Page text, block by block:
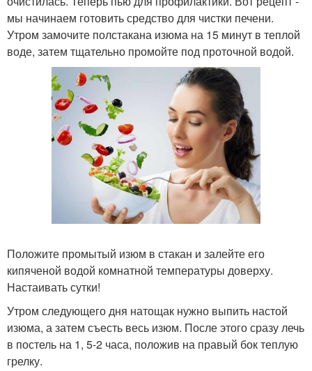
мы начинаем готовить средство для чистки печени.
Утром замочите полстакана изюма на 15 минут в теплой
воде, затем тщательно промойте под проточной водой.
Положите промытый изюм в стакан и залейте его
кипяченой водой комнатной температуры доверху.
Настаивать сутки!
Утром следующего дня натощак нужно выпить настой
изюма, а затем съесть весь изюм. После этого сразу лечь
в постель на 1, 5-2 часа, положив на правый бок теплую
грелку.